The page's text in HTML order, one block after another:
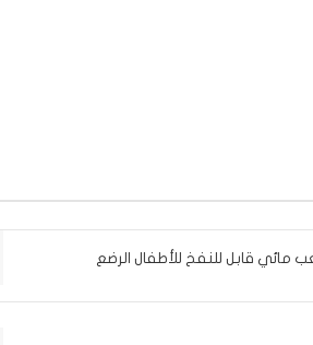
مائي قابل للنفخ للأطفال الرضع